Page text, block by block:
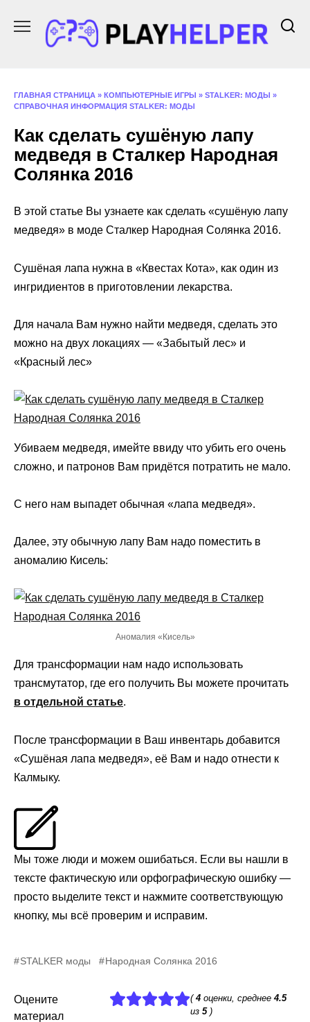
содержанию
ГЛАВНАЯ СТРАНИЦА » КОМПЬЮТЕРНЫЕ ИГРЫ » STALKER: МОДЫ »
СПРАВОЧНАЯ ИНФОРМАЦИЯ STALKER: МОДЫ
Как сделать сушёную лапу
медведя в Сталкер Народная
Солянка 2016
В этой статье Вы узнаете как сделать «сушёную лапу
медведя» в моде Сталкер Народная Солянка 2016.
Сушёная лапа нужна в «Квестах Кота», как один из
ингридиентов в приготовлении лекарства.
Для начала Вам нужно найти медведя, сделать это
можно на двух локациях — «Забытый лес» и
«Красный лес»
Убиваем медведя, имейте ввиду что убить его очень
сложно, и патронов Вам придётся потратить не мало.
С него нам выпадет обычная «лапа медведя».
Далее, эту обычную лапу Вам надо поместить в
аномалию Кисель:
Аномалия «Кисель»
Для трансформации нам надо использовать
трансмутатор, где его получить Вы можете прочитать
в отдельной статье.
После трансформации в Ваш инвентарь добавится
«Сушёная лапа медведя», её Вам и надо отнести к
Калмыку.
Мы тоже люди и можем ошибаться. Если вы нашли в
тексте фактическую или орфографическую ошибку —
просто выделите текст и нажмите соответствующую
кнопку, мы всё проверим и исправим.
STALKER моды Народная Солянка 2016
Оцените
материал
(4 оценки, среднее4.5
из5)